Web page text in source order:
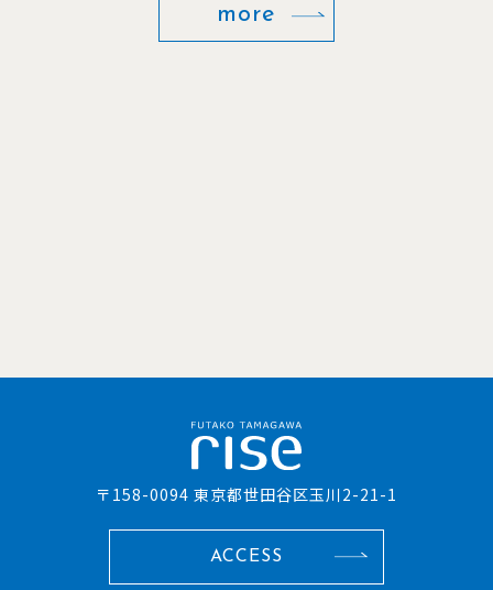
more
〒158-0094 東京都世田谷区玉川2-21-1
ACCESS